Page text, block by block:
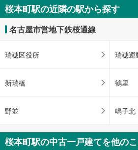
2,450万円
建物面積 -
桜本町駅の近隣の駅から探す
名古屋市営地下鉄桜通線
瑞穂区役所 瑞穂運
新瑞橋 鶴里
野並 鳴子北
桜本町駅の中古一戸建てを他の